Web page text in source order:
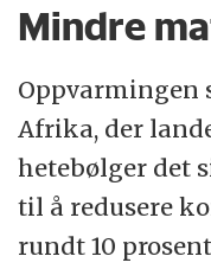
Mindre
Oppvarmingen
Afrika, der
hetebølger det
til å redusere
rundt 10